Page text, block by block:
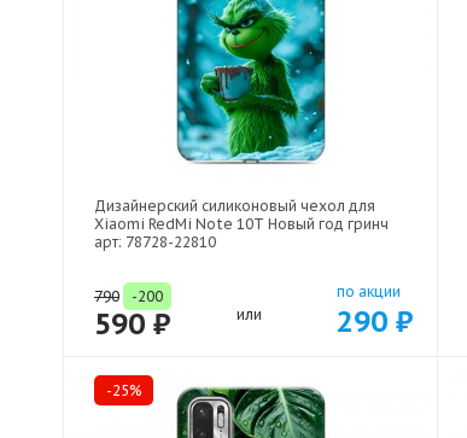
Дизайнерский силиконовый чехол для
Xiaomi RedMi Note 10T Новый год гринч
арт: 78728-22810
790 -200
590 ₽ или
по акции
290 ₽
-25%